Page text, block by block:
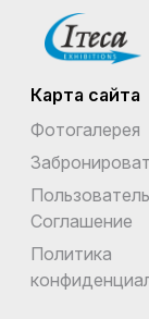
Карта сайта
Фотогалерея
Соглашение
Политика